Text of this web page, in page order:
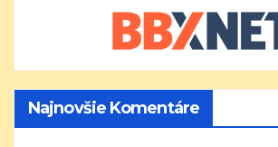
Najnovšie Komentáre